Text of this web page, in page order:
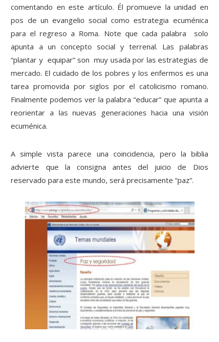
comentando en este artículo. Él promueve la unidad en
pos de un evangelio social como estrategia ecuménica
para el regreso a Roma. Note que cada palabra solo
apunta a un concepto social y terrenal. Las palabras
“plantar y equipar” son muy usada por las estrategias de
mercado. El cuidado de los pobres y los enfermos es una
tarea promovida por siglos por el catolicismo romano.
Finalmente podemos ver la palabra “educar” que apunta a
reorientar a las nuevas generaciones hacia una visión
ecuménica.
A simple vista parece una coincidencia, pero la biblia
advierte que la consigna antes del juicio de Dios
reservado para este mundo, será precisamente “paz”.